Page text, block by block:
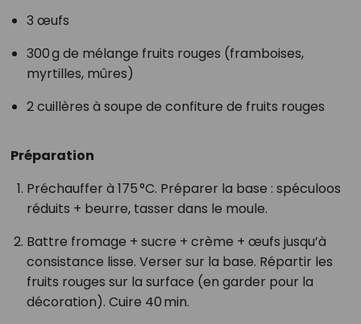
3 œufs
300 g de mélange fruits rouges (framboises,
myrtilles, mûres)
2 cuillères à soupe de confiture de fruits rouges
Préparation
Préchauffer à 175 °C. Préparer la base : spéculoos
réduits + beurre, tasser dans le moule.
Battre fromage + sucre + crème + œufs jusqu’à
consistance lisse. Verser sur la base. Répartir les
fruits rouges sur la surface (en garder pour la
décoration). Cuire 40 min.